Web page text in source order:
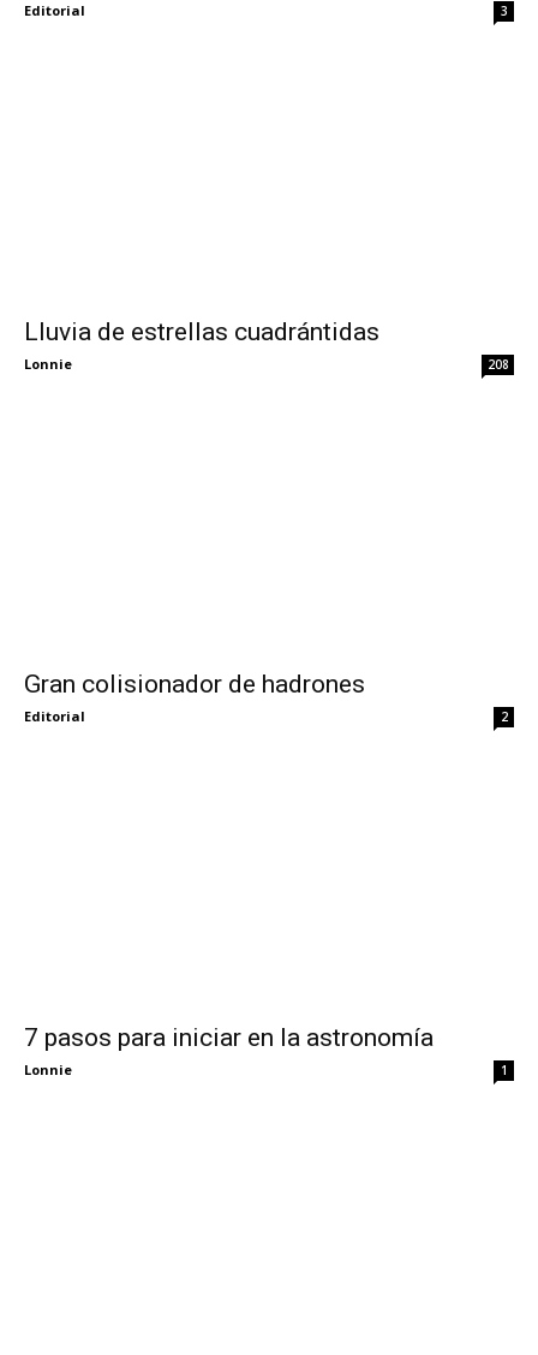
Editorial 3
Lluvia de estrellas cuadrántidas
Lonnie 208
Gran colisionador de hadrones
Editorial 2
7 pasos para iniciar en la astronomía
Lonnie 1